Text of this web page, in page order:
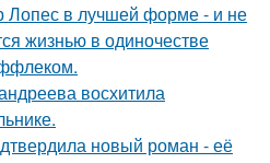
в лучшей форме - и не
жизнью в одиночестве
восхитила
новый роман - её